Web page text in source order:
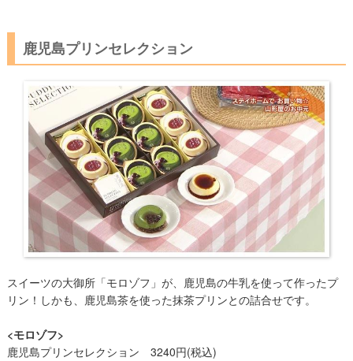
鹿児島プリンセレクション
スイーツの大御所「モロゾフ」が、鹿児島の牛乳を使って作ったプ
リン！しかも、鹿児島茶を使った抹茶プリンとの詰合せです。
<モロゾフ>
鹿児島プリンセレクション 3240円(税込)